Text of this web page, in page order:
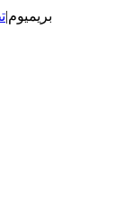
بريميوم|